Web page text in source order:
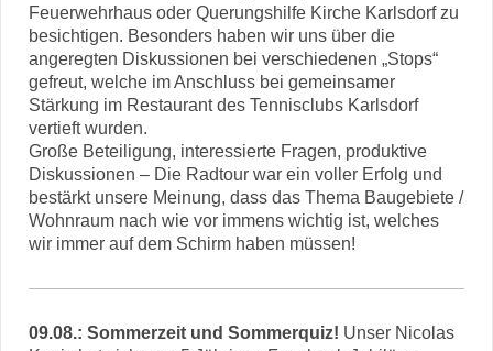
Feuerwehrhaus oder Querungshilfe Kirche Karlsdorf zu
besichtigen. Besonders haben wir uns über die
angeregten Diskussionen bei verschiedenen „Stops“
gefreut, welche im Anschluss bei gemeinsamer
Stärkung im Restaurant des Tennisclubs Karlsdorf
vertieft wurden.
Große Beteiligung, interessierte Fragen, produktive
Diskussionen – Die Radtour war ein voller Erfolg und
bestärkt unsere Meinung, dass das Thema Baugebiete /
Wohnraum nach wie vor immens wichtig ist, welches
wir immer auf dem Schirm haben müssen!
09.08.: Sommerzeit und Sommerquiz! Unser Nicolas